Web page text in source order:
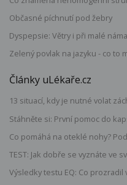
Občasné píchnutí pod žebry
Dyspepsie: Větry i při malé
Zelený povlak na jazyku - co to
Články uLékaře.cz
13 situací, kdy je nutné volat
Stáhněte si: První pomoc do
Co pomáhá na oteklé nohy?
TEST: Jak dobře se vyznáte ve
Výsledky testu EQ: Co prozradil